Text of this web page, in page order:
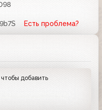
Есть проблема?
, чтобы добавить